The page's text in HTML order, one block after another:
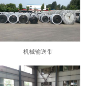
3
机械输送带